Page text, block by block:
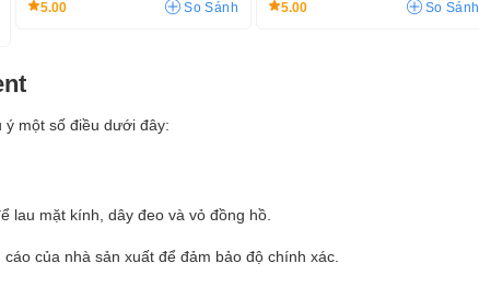
5.00 So Sánh 5.00 So Sánh
một số điều dưới đây:
lau mặt kính, dây đeo và vỏ đồng hồ.
của nhà sản xuất để đảm bảo độ chính xác.